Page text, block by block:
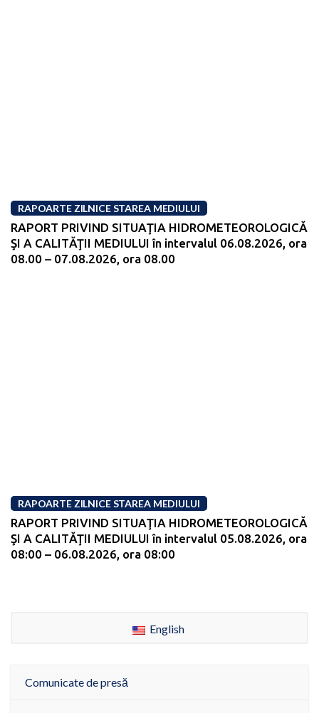
RAPOARTE ZILNICE STAREA MEDIULUI
RAPORT PRIVIND SITUAŢIA HIDROMETEOROLOGICĂ
ŞI A CALITĂŢII MEDIULUI în intervalul 06.08.2026, ora
08.00 – 07.08.2026, ora 08.00
RAPOARTE ZILNICE STAREA MEDIULUI
RAPORT PRIVIND SITUAŢIA HIDROMETEOROLOGICĂ
ŞI A CALITĂŢII MEDIULUI în intervalul 05.08.2026, ora
08:00 – 06.08.2026, ora 08:00
English
Comunicate de presă